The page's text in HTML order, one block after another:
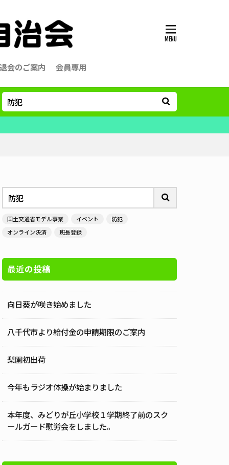
会のご案内 会員専用
国土交通省モデル事業 イベント
防犯
オンライン決済
班長登録
最近の投稿
向日葵が咲き始めました
八千代市より給付金の申請期限のご案内
梨園初出荷
今年もラジオ体操が始まりました
本年度、みどりが丘小学校１学期終了前のスク
ールガード慰労会をしました。